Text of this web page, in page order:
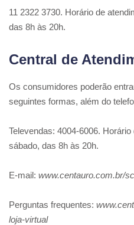
11 2322 3730. Horário de
das 8h às 20h.
Central de
Os consumidores poderão
seguintes formas, além do
Televendas: 4004-6006.
sábado, das 8h às 20h.
E-mail: www.centauro.com.br/
Perguntas frequentes:
loja-virtual